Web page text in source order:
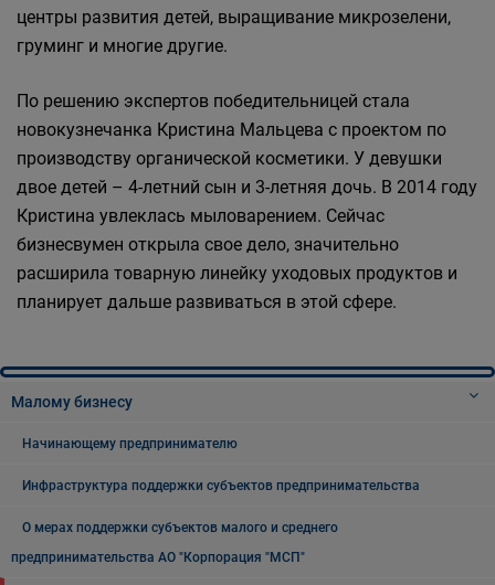
центры развития детей, выращивание микрозелени,
груминг и многие другие.
По решению экспертов победительницей стала
новокузнечанка Кристина Мальцева с проектом по
производству органической косметики. У девушки
двое детей – 4-летний сын и 3-летняя дочь. В 2014 году
Кристина увлеклась мыловарением. Сейчас
бизнесвумен открыла свое дело, значительно
расширила товарную линейку уходовых продуктов и
планирует дальше развиваться в этой сфере.
Малому бизнесу
Начинающему предпринимателю
Инфраструктура поддержки субъектов предпринимательства
О мерах поддержки субъектов малого и среднего
предпринимательства АО "Корпорация "МСП"